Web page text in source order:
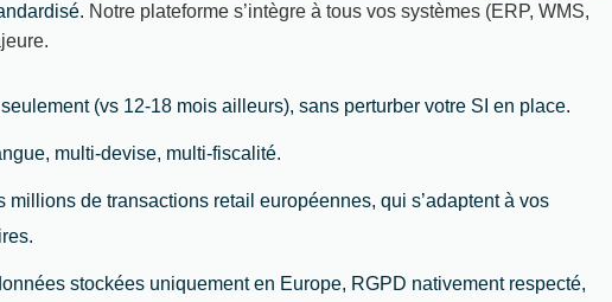
Notre plateforme s’intègre à tous vos systèmes (ERP, WMS,
(vs 12-18 mois ailleurs), sans perturber votre SI en place.
multi-devise, multi-fiscalité.
millions de transactions retail européennes, qui s’adaptent à vos
stockées uniquement en Europe, RGPD nativement respecté,